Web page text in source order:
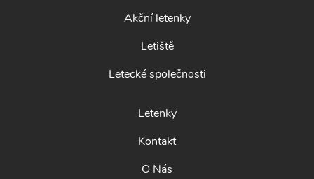
Akční letenky
Letiště
Letecké společnosti
Letenky
Kontakt
O Nás